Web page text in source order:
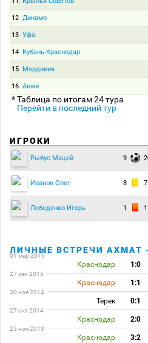
12 Динамо
13 Уфа
14 Кубань-Краснодар
15 Мордовия
16 Анжи
* Таблица по итогам 24 тура
Перейти в последний тур
ИГРОКИ
Рыбус Мацей 9
Иванов Олег 8 7
Лебеденко Игорь 1 1
ЛИЧНЫЕ ВСТРЕЧИ АХМАТ
01 мар 2016
Краснодар 1:0
27 сен 2015
Краснодар 1:1
30 ноя 2014
Терек 0:1
27 окт 2014
Краснодар 2:0
25 ноя 2013
Краснодар 3:2